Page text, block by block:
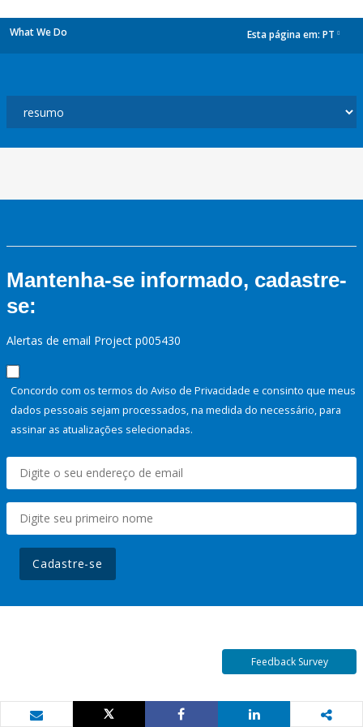
What We Do Esta página em: PT
Mantenha-se informado, cadastre-
se:
Alertas de email Project p005430
Concordo com os termos do Aviso de Privacidade e consinto que meus
dados pessoais sejam processados, na medida do necessário, para
assinar as atualizações selecionadas.
Cadastre-se
Feedback Survey